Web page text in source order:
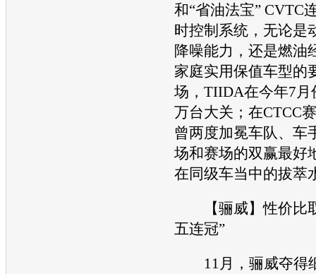
和“省油法宝” CVTC
时控制系统，无论是
降噪能力，还是燃油
家庭实用保值车型的
场， TIIDA在今年7月
万台大关；在CTCC
曾两度加冕车队、车
场和赛场的双赢最好
在同级车当中的拔萃
【骊威】性价比
五连冠”
11月， 骊威夺得